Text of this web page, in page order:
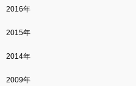
2016年
2015年
2014年
2009年